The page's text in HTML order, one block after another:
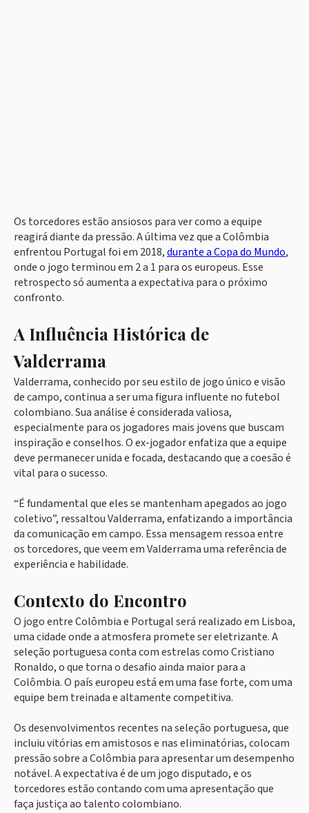
Os torcedores estão ansiosos para ver como a equipe
reagirá diante da pressão. A última vez que a Colômbia
enfrentou Portugal foi em 2018,durante a Copa do Mundo,
onde o jogo terminou em 2 a 1 para os europeus. Esse
retrospecto só aumenta a expectativa para o próximo
confronto.
A Influência Histórica de
Valderrama
Valderrama, conhecido por seu estilo de jogo único e visão
de campo, continua a ser uma figura influente no futebol
colombiano. Sua análise é considerada valiosa,
especialmente para os jogadores mais jovens que buscam
inspiração e conselhos. O ex-jogador enfatiza que a equipe
deve permanecer unida e focada, destacando que a coesão é
vital para o sucesso.
“É fundamental que eles se mantenham apegados ao jogo
coletivo”, ressaltou Valderrama, enfatizando a importância
da comunicação em campo. Essa mensagem ressoa entre
os torcedores, que veem em Valderrama uma referência de
experiência e habilidade.
Contexto do Encontro
O jogo entre Colômbia e Portugal será realizado em Lisboa,
uma cidade onde a atmosfera promete ser eletrizante. A
seleção portuguesa conta com estrelas como Cristiano
Ronaldo, o que torna o desafio ainda maior para a
Colômbia. O país europeu está em uma fase forte, com uma
equipe bem treinada e altamente competitiva.
Os desenvolvimentos recentes na seleção portuguesa, que
incluiu vitórias em amistosos e nas eliminatórias, colocam
pressão sobre a Colômbia para apresentar um desempenho
notável. A expectativa é de um jogo disputado, e os
torcedores estão contando com uma apresentação que
faça justiça ao talento colombiano.